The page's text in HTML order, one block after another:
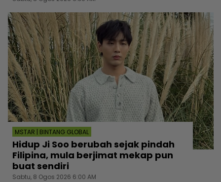
MSTAR | BINTANG GLOBAL
Hidup Ji Soo berubah sejak pindah
Filipina, mula berjimat mekap pun
buat sendiri
Sabtu, 8 Ogos 2026 6:00 AM